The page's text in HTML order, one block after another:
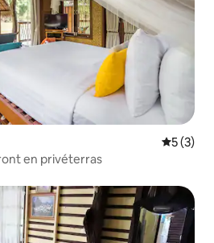
5 (3)
en privéterras